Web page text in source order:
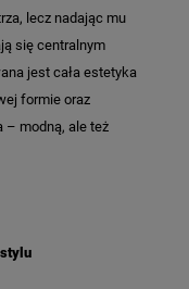
lecz nadając mu
się centralnym
jest cała estetyka
formie oraz
– modną, ale też